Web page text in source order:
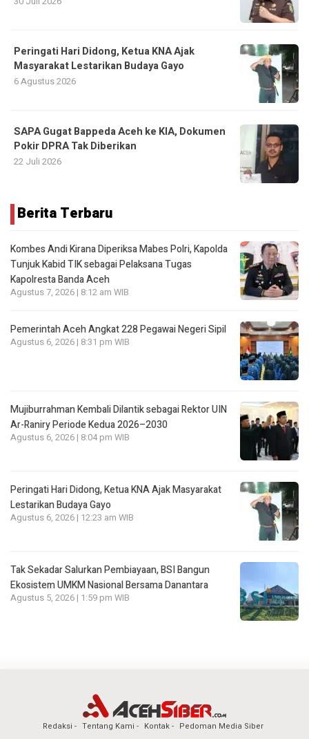
Peringati Hari Didong, Ketua KNA Ajak
Masyarakat Lestarikan Budaya Gayo
6 Agustus 2026
SAPA Gugat Bappeda Aceh ke KIA, Dokumen
Pokir DPRA Tak Diberikan
22 Juli 2026
Berita Terbaru
Kombes Andi Kirana Diperiksa Mabes Polri, Kapolda
Tunjuk Kabid TIK sebagai Pelaksana Tugas
Kapolresta Banda Aceh
Agustus 7, 2026 | 8:12 am WIB
Pemerintah Aceh Angkat 228 Pegawai Negeri Sipil
Agustus 6, 2026 | 8:31 pm WIB
Mujiburrahman Kembali Dilantik sebagai Rektor UIN
Ar-Raniry Periode Kedua 2026–2030
Agustus 6, 2026 | 8:04 pm WIB
Peringati Hari Didong, Ketua KNA Ajak Masyarakat
Lestarikan Budaya Gayo
Agustus 6, 2026 | 12:23 am WIB
Tak Sekadar Salurkan Pembiayaan, BSI Bangun
Ekosistem UMKM Nasional Bersama Danantara
Agustus 5, 2026 | 1:59 pm WIB
Redaksi Tentang Kami Kontak Pedoman Media Siber